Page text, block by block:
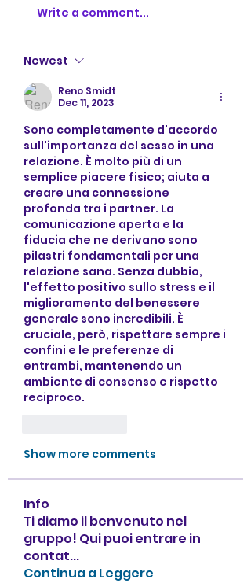
Write a comment...
Newest
Reno Smidt
Dec 11, 2023
Sono completamente d'accordo
sull'importanza del sesso in una
relazione. È molto più di un
semplice piacere fisico; aiuta a
creare una connessione
profonda tra i partner. La
comunicazione aperta e la
fiducia che ne derivano sono
pilastri fondamentali per una
relazione sana. Senza dubbio,
l'effetto positivo sullo stress e il
miglioramento del benessere
generale sono incredibili. È
cruciale, però, rispettare sempre i
confini e le preferenze di
entrambi, mantenendo un
ambiente di consenso e rispetto
reciproco.
Show more comments
Info
Ti diamo il benvenuto nel
gruppo! Qui puoi entrare in
contat...
Continua a Leggere